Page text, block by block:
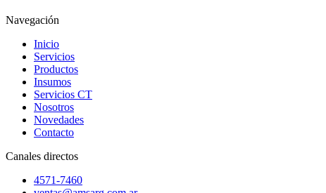
Navegación
Inicio
Servicios
Productos
Insumos
Servicios CT
Nosotros
Novedades
Contacto
Canales directos
4571-7460